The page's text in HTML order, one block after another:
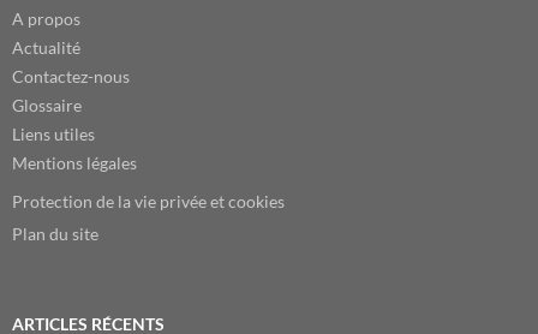
A propos
Actualité
Contactez-nous
Glossaire
Liens utiles
Mentions légales
Protection de la vie privée et cookies
Plan du site
ARTICLES RÉCENTS